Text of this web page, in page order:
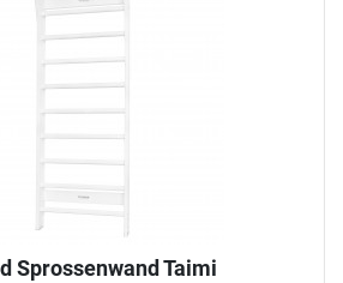
Sprossenwand Taimi